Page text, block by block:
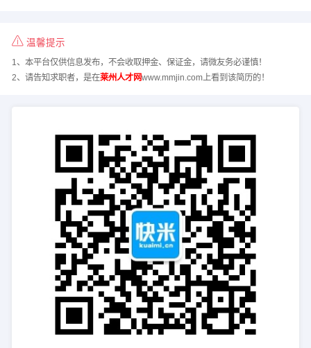
温馨提示
1、本平台仅供信息发布，不会收取押金、保证金，请微友务必谨慎！
2、请告知求职者，是在莱州人才网www.mmjin.com上看到该简历的！